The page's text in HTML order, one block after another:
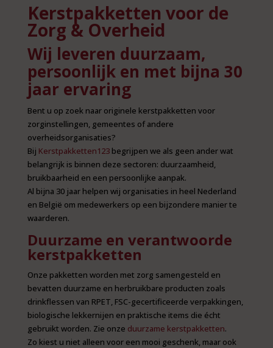
Kerstpakketten voor de
Zorg & Overheid
Wij leveren duurzaam,
persoonlijk en met bijna 30
jaar ervaring
Bent u op zoek naar originele kerstpakketten voor
zorginstellingen, gemeentes of andere
overheidsorganisaties?
Bij Kerstpakketten123begrijpen we als geen ander wat
belangrijk is binnen deze sectoren: duurzaamheid,
bruikbaarheid en een persoonlijke aanpak.
Al bijna 30 jaar helpen wij organisaties in heel Nederland
en België om medewerkers op een bijzondere manier te
waarderen.
Duurzame en verantwoorde
kerstpakketten
Onze pakketten worden met zorg samengesteld en
bevatten duurzame en herbruikbare producten zoals
drinkflessen van RPET, FSC-gecertificeerde verpakkingen,
biologische lekkernijen en praktische items die écht
gebruikt worden. Zie onze duurzame kerstpakketten.
Zo kiest u niet alleen voor een mooi geschenk, maar ook